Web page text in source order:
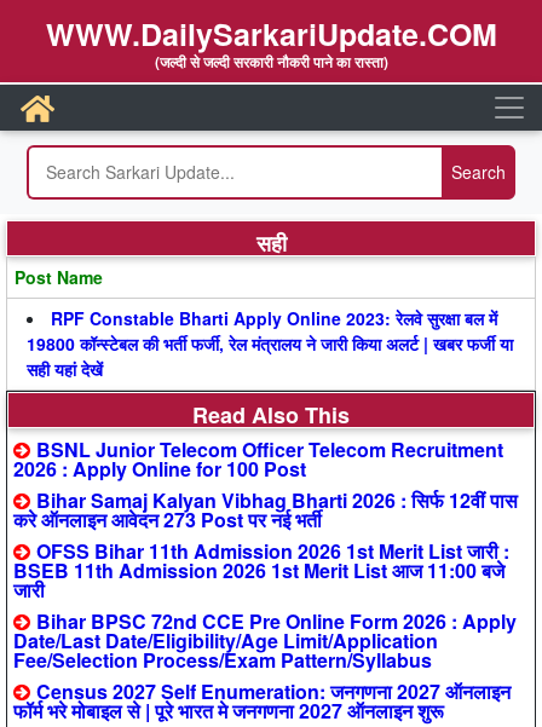
WWW.DailySarkariUpdate.COM
(जल्दी से जल्दी सरकारी नौकरी पाने का रास्ता)
सही
Post Name
RPF Constable Bharti Apply Online 2023: रेलवे सुरक्षा बल में
19800 कॉन्स्टेबल की भर्ती फर्जी, रेल मंत्रालय ने जारी किया अलर्ट | खबर फर्जी या
सही यहां देखें
Read Also This
BSNL Junior Telecom Officer Telecom Recruitment
2026 : Apply Online for 100 Post
Bihar Samaj Kalyan Vibhag Bharti 2026 : सिर्फ 12वीं पास
करे ऑनलाइन आवेदन 273 Post पर नई भर्ती
OFSS Bihar 11th Admission 2026 1st Merit List जारी :
BSEB 11th Admission 2026 1st Merit List आज 11:00 बजे
जारी
Bihar BPSC 72nd CCE Pre Online Form 2026 : Apply
Date/Last Date/Eligibility/Age Limit/Application
Fee/Selection Process/Exam Pattern/Syllabus
Census 2027 Self Enumeration: जनगणना 2027 ऑनलाइन
फॉर्म भरे मोबाइल से | पूरे भारत मे जनगणना 2027 ऑनलाइन शुरू